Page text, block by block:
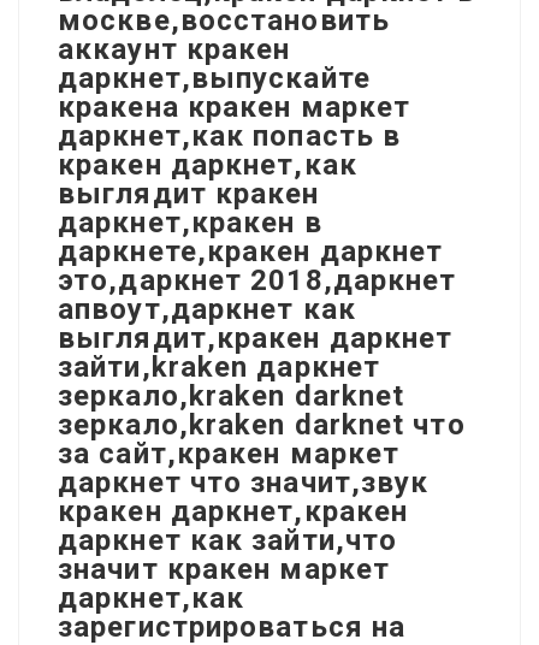
москве,восстановить
аккаунт кракен
даркнет,выпускайте
кракена кракен маркет
даркнет,как попасть в
кракен даркнет,как
выглядит кракен
даркнет,кракен в
даркнете,кракен даркнет
это,даркнет 2018,даркнет
апвоут,даркнет как
выглядит,кракен даркнет
зайти,kraken даркнет
зеркало,kraken darknet
зеркало,kraken darknet что
за сайт,кракен маркет
даркнет что значит,звук
кракен даркнет,кракен
даркнет как зайти,что
значит кракен маркет
даркнет,как
зарегистрироваться на